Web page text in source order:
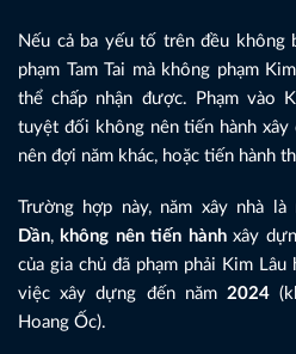
Nếu cả ba yếu tố trên đều không
phạm Tam Tai mà không phạm
thể chấp nhận được. Phạm vào
tuyệt đối không nên tiến hành xây
nên đợi năm khác, hoặc tiến hành
Trường hợp này, năm xây nhà là
Dần, không nên tiến hànhxây
của gia chủ đã phạm phải Kim
việc xây dựng đến năm 2024
Hoang Ốc).